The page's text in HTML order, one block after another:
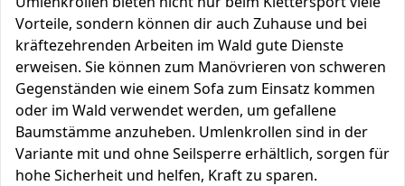
Vorteile, sondern können dir auch Zuhause und bei
kräftezehrenden Arbeiten im Wald gute Dienste
erweisen. Sie können zum Manövrieren von schweren
Gegenständen wie einem Sofa zum Einsatz kommen
oder im Wald verwendet werden, um gefallene
Baumstämme anzuheben. Umlenkrollen sind in der
Variante mit und ohne Seilsperre erhältlich, sorgen für
hohe Sicherheit und helfen, Kraft zu sparen.